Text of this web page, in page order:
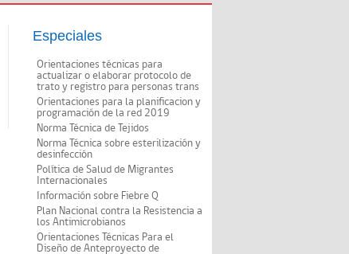
Especiales
Orientaciones técnicas para
actualizar o elaborar protocolo de
trato y registro para personas trans
Orientaciones para la planificacion y
programación de la red 2019
Norma Técnica de Tejidos
Norma Técnica sobre esterilización y
desinfección
Política de Salud de Migrantes
Internacionales
Información sobre Fiebre Q
Plan Nacional contra la Resistencia a
los Antimicrobianos
Orientaciones Técnicas Para el
Diseño de Anteproyecto de